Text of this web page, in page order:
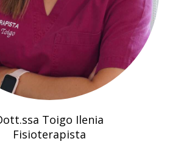
Toigo Ilenia
Fisioterapista